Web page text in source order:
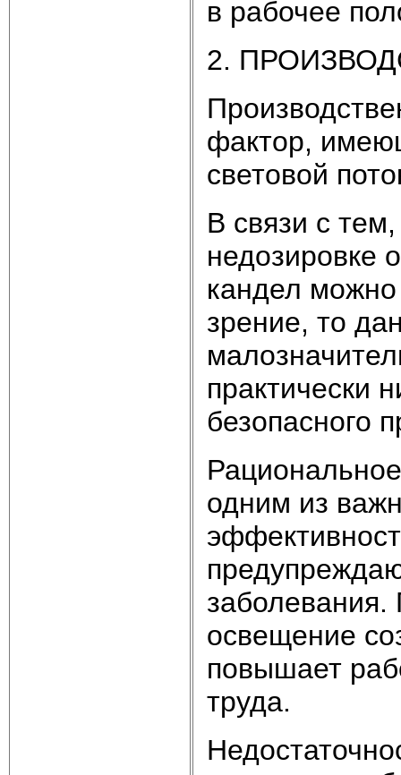
в рабочее
2.
фактор,
световой
В связи с
недозировке
кандел можно
зрение, то
практически
безопасного
одним из
заболевания.
освещение
повышает
труда.